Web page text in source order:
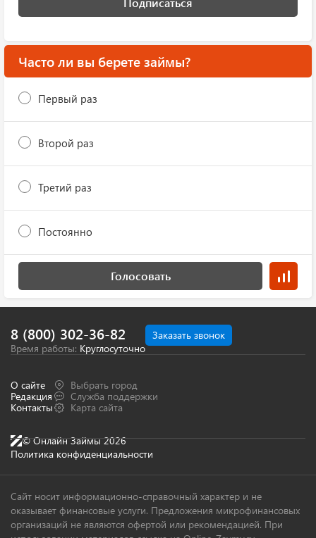
Часто ли вы берете займы?
Первый раз
Второй раз
Третий раз
Постоянно
Голосовать
© Онлайн Займы 2026
Политика конфиденциальности
О сайте
Редакция
Контакты
Выбрать город
Служба поддержки
Карта сайта
Заказать звонок
8 (800) 302-36-82
Время работы: Круглосуточно
Сайт носит информационно-справочный характер и не
оказывает финансовые услуги. Предложения микрофинансовых
организаций не являются офертой или рекомендацией. При